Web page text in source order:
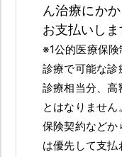
ん治療にか
お支払いしま
※1公的医療保
診療で可能な
診療相当分、高
とはなりませ
保険契約などか
は優先して支